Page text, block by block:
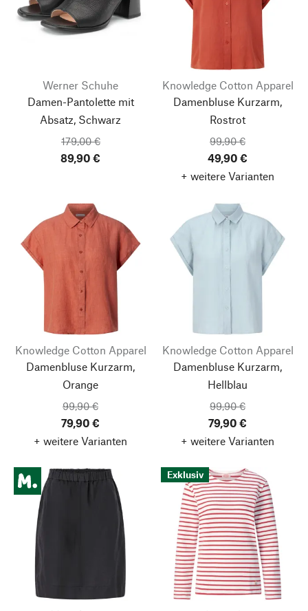
Werner Schuhe
Damen-Pantolette mit
Absatz, Schwarz
179,00 €
89,90 €
Knowledge Cotton Apparel
Damenbluse Kurzarm,
Rostrot
99,90 €
49,90 €
+ weitere Varianten
Knowledge Cotton Apparel
Damenbluse Kurzarm,
Orange
99,90 €
79,90 €
+ weitere Varianten
Knowledge Cotton Apparel
Damenbluse Kurzarm,
Hellblau
99,90 €
79,90 €
+ weitere Varianten
Exklusiv